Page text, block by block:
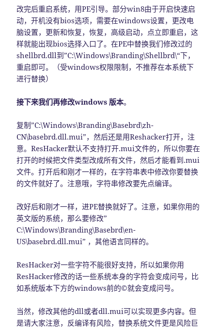
改完后重启系统，用PE引导。部分win8由于开启快速启
动，开机没有bios选项，需要在windows设置，更改电
脑设置，更新和恢复，恢复，高级启动，点立即重启，这
样就能出现bios选择入口了。在PE中替换我们修改过的
shellbrd.dll到”C:\Windows\Branding\Shellbrd\“下，
重启即可。（受windows权限限制，不推荐在本系统下
进行替换）
接下来我们再修改windows 版本。
复制”C:\Windows\Branding\Basebrd\zh-
CN\basebrd.dll.mui”，然后还是用Reshacker打开，注
意。ResHacker默认不支持打开.mui文件的，所以你要在
打开的时候把文件类型改成所有文件，然后才能看到.mui
文件。打开后和刚才一样的，在字符串表中修改你要替换
的文件就好了。注意哦，字符串修改要先点编译。
改好后和刚才一样，进PE替换就好了。注意，如果你用的
英文版的系统，那么要修改”
C:\Windows\Branding\Basebrd\en-
US\basebrd.dll.mui” ，其他语言同样的。
ResHacker对一些字符不能很好支持，所以如果你用
ResHacker修改的话一些系统本身的字符会变成问号，比
如系统版本下方的windows前的©就会变成问号。
当然，修改其他的dll或者dll.mui可以实现更多内容。但
是请大家注意，反编译有风险，替换系统文件更是风险巨